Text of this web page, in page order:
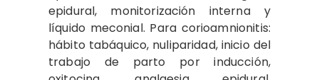
epidural, monitorización interna y
líquido meconial. Para corioamnionitis:
hábito tabáquico, nuliparidad, inicio del
trabajo de parto por inducción,